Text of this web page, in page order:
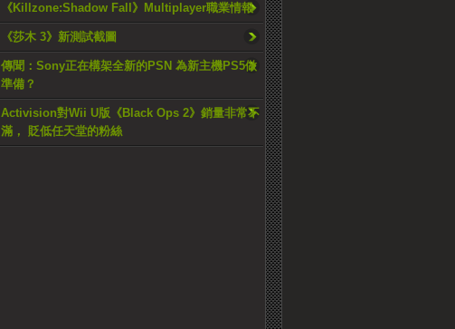
《Killzone:Shadow Fall》Multiplayer職業情報
《莎木 3》新測試截圖
傳聞：Sony正在構架全新的PSN 為新主機PS5做
準備？
Activision對Wii U版《Black Ops 2》銷量非常不
滿， 貶低任天堂的粉絲